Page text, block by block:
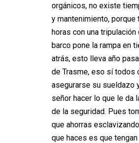
orgánicos, no existe
y mantenimiento,
horas con una
barco pone la rampa en
atrás, esto lleva año
de Trasme, eso sí todos
asegurarse su sueldazo
señor hacer lo que le da
de la seguridad. Pues
que ahorras
que haces es que